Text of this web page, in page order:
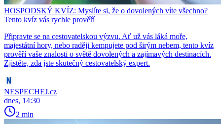
HOSPODSKÝ KVÍZ: Myslíte si, že o dovolených víte všechno?
Tento kvíz vás rychle prověří
Připravte se na cestovatelskou výzvu. Ať už vás láká moře,
majestátní hory, nebo raději kempujete pod širým nebem, tento kvíz
prověří vaše znalosti o světě dovolených a zajímavých destinacích.
Zjistěte, zda jste skutečný cestovatelský expert.
NESPECHEJ.cz
dnes, 14:30
2 min